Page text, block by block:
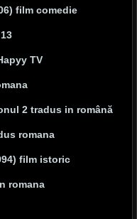
film comedie
TV
2 tradus in română
romana
film istoric
romana